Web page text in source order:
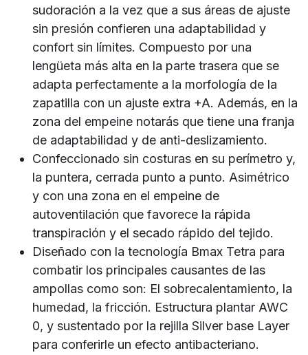
sudoración a la vez que a sus áreas de ajuste
sin presión confieren una adaptabilidad y
confort sin límites. Compuesto por una
lengüeta más alta en la parte trasera que se
adapta perfectamente a la morfología de la
zapatilla con un ajuste extra +A. Además, en la
zona del empeine notarás que tiene una franja
de adaptabilidad y de anti-deslizamiento.
Confeccionado sin costuras en su perímetro y,
la puntera, cerrada punto a punto. Asimétrico
y con una zona en el empeine de
autoventilación que favorece la rápida
transpiración y el secado rápido del tejido.
Diseñado con la tecnología Bmax Tetra para
combatir los principales causantes de las
ampollas como son: El sobrecalentamiento, la
humedad, la fricción. Estructura plantar AWC
0, y sustentado por la rejilla Silver base Layer
para conferirle un efecto antibacteriano.